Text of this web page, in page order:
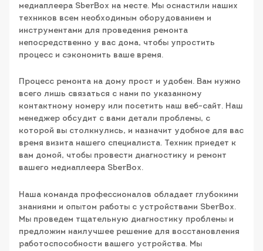
медиаплеера SberBox на месте. Мы оснастили наших
техников всем необходимым оборудованием и
инструментами для проведения ремонта
непосредственно у вас дома, чтобы упростить
процесс и сэкономить ваше время.
Процесс ремонта на дому прост и удобен. Вам нужно
всего лишь связаться с нами по указанному
контактному номеру или посетить наш веб-сайт. Наш
менеджер обсудит с вами детали проблемы, с
которой вы столкнулись, и назначит удобное для вас
время визита нашего специалиста. Техник приедет к
вам домой, чтобы провести диагностику и ремонт
вашего медиаплеера SberBox.
Наша команда профессионалов обладает глубокими
знаниями и опытом работы с устройствами SberBox.
Мы проведем тщательную диагностику проблемы и
предложим наилучшее решение для восстановления
работоспособности вашего устройства. Мы